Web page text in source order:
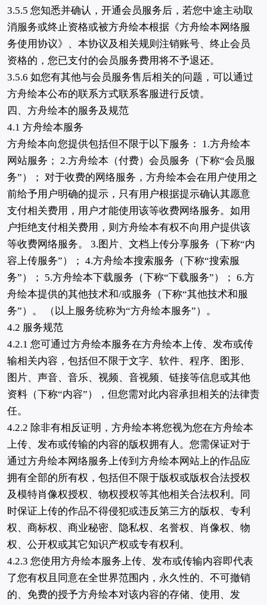
3.5.5 您知悉并确认，开通会员服务后，若您中途主动取
消服务或终止资格或被方舟绘本根据《方舟绘本网络服
务使用协议》、本协议及相关规则注销账号、终止会员
资格的，您已支付的会员服务费用将不予退还。
3.5.6 如您有其他与会员服务售后相关的问题，可以通过
方舟绘本公布的联系方式联系客服进行反馈。
四、方舟绘本的服务及规范
4.1 方舟绘本服务
方舟绘本向您提供包括但不限于以下服务： 1.方舟绘本
网站服务； 2.方舟绘本（付费）会员服务（下称“会员服
务”）； 对于收费的网络服务，方舟绘本会在用户使用之
前给予用户明确的提示，只有用户根据提示确认其愿意
支付相关费用，用户才能使用该等收费网络服务。如用
户拒绝支付相关费用，则方舟绘本有权不向用户提供该
等收费网络服务。 3.图片、文档上传分享服务（下称“内
容上传服务”）； 4.方舟绘本搜索服务（下称“搜索服
务”）； 5.方舟绘本下载服务（下称“下载服务”）； 6.方
舟绘本提供的其他技术和/或服务（下称“其他技术和服
务”）。 （以上服务统称为“方舟绘本服务”）。
4.2 服务规范
4.2.1 您可通过方舟绘本服务在方舟绘本上传、发布或传
输相关内容，包括但不限于文字、软件、程序、图形、
图片、声音、音乐、视频、音视频、链接等信息或其他
资料（下称“内容”），但您需对此内容承担相关的法律责
任。
4.2.2 除非有相反证明，方舟绘本将您视为您在方舟绘本
上传、发布或传输的内容的版权拥有人。您需保证对于
通过方舟绘本网络服务上传到方舟绘本网站上的作品应
拥有全部的所有权，包括但不限于版权或版权合法授权
及模特肖像权授权、物权授权等其他相关合法权利。同
时保证上传的作品不得侵犯或违反第三方的版权、专利
权、商标权、商业秘密、隐私权、名誉权、肖像权、物
权、公开权或其它知识产权或专有权利。
4.2.3 您使用方舟绘本服务上传、发布或传输内容即代表
了您有权且同意在全世界范围内，永久性的、不可撤销
的、免费的授予方舟绘本对该内容的存储、使用、发